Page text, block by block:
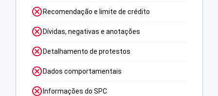
Recomendação e limite de crédito
Dívidas, negativas e anotações
Detalhamento de protestos
Dados comportamentais
Informações do SPC